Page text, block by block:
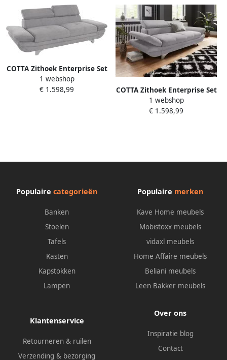
COTTA Zithoek Enterprise Set
bestaande uit 2 5-zitsbank
met arm- & hoofdverstelling
1 webshop
€ 1.598,99
COTTA Zithoek Enterprise Set
bestaande uit 2 5-zitsbank
met arm- & hoofdverstelling
1 webshop
€ 1.598,99
Populaire categorieën
Banken
Stoelen
Tafels
Kasten
Kapstokken
Lampen
Populaire merken
Kave Home meubels
Mobistoxx meubels
vidaxl meubels
Home Affaire meubels
Beliani meubels
Leen Bakker meubels
Klantenservice
Retourneren & ruilen
Verzending & bezorging
Over ons
Inspiratie blog
Contact